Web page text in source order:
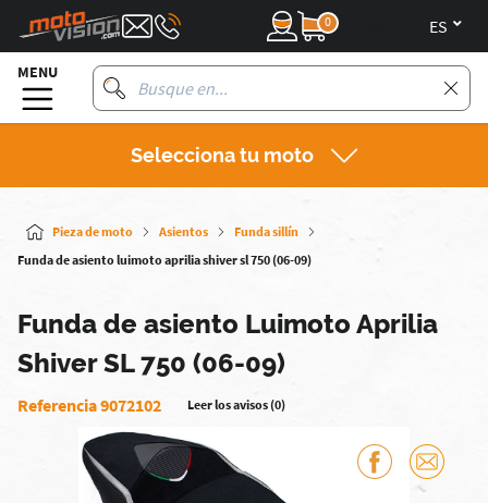
0
MENU
Selecciona tu moto
Pieza de moto Asientos
Funda sillín
Funda de asiento luimoto aprilia shiver sl 750 (06-09)
Funda de asiento Luimoto Aprilia
Shiver SL 750 (06-09)
Referencia 9072102 Leer los avisos (0)